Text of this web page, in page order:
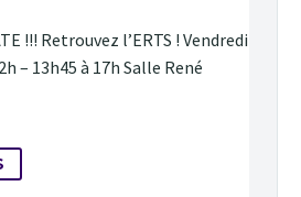
!!! Retrouvez l’ERTS ! Vendredi
– 13h45 à 17h Salle René